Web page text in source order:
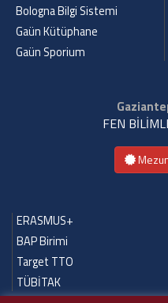
Bologna Bilgi Sistemi
Gaün Kütüphane
Gaün Sporium
FEN
ERASMUS+
BAP Birimi
Target TTO
TÜBİTAK